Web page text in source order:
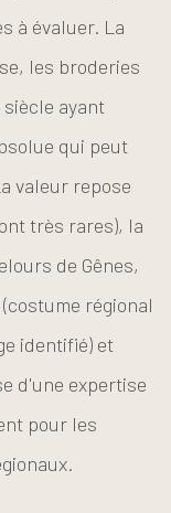
à évaluer. La
les broderies
ayant
qui peut
valeur repose
très rares), la
de Gênes,
régional
identifié) et
d'une expertise
pour les